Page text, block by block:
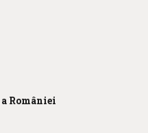
a României